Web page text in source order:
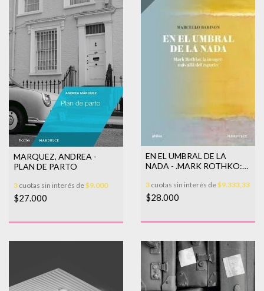
MARQUEZ, ANDREA -
PLAN DE PARTO
3 cuotas sin interés de$9.000
$27.000
EN EL UMBRAL DE LA
NADA - .MARK ROTHKO:
3 cuotas sin interés de$9.333,33
$28.000